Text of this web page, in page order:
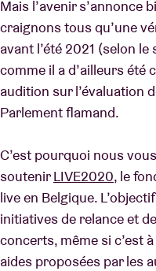
Mais l’avenir s’annonce
craignons tous qu’une
avant l’été 2021 (selon
comme il a d’ailleurs été
audition sur l’évaluation
Parlement flamand.
C’est pourquoi nous
soutenirLIVE2020, le
live en Belgique.
initiatives de relance et
concerts, même si c’est
aides proposées par les